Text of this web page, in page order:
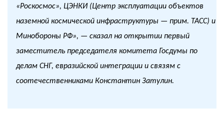
«Роскосмос», ЦЭНКИ (Центр эксплуатации объектов
наземной космической инфраструктуры — прим. ТАСС) и
Минобороны РФ», — сказал на открытии первый
заместитель председателя комитета Госдумы по
делам СНГ, евразийской интеграции и связям с
соотечественниками Константин Затулин.